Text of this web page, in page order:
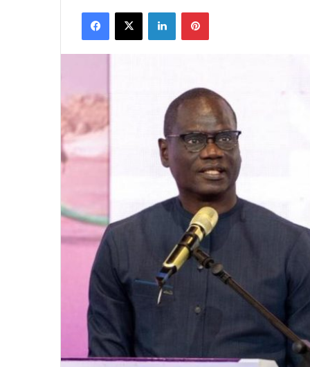
Facebook
X LinkedinPinterest